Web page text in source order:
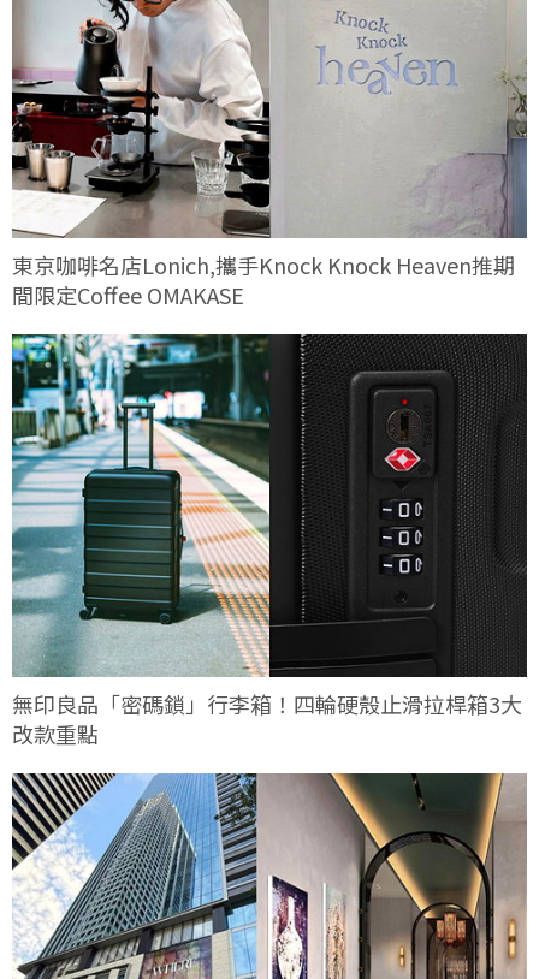
東京咖啡名店Lonich,攜手Knock Knock Heaven推期
間限定Coffee OMAKASE
無印良品「密碼鎖」行李箱！四輪硬殼止滑拉桿箱3大
改款重點